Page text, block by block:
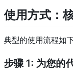
使用方式：
典型的使用流程如
步骤 1: 为您的